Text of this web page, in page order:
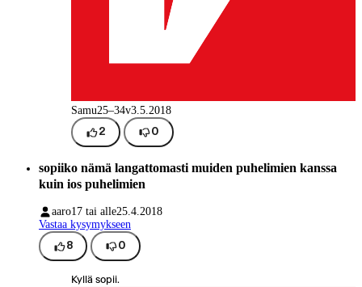
Samu25–34v3.5.2018
2 0
sopiiko nämä langattomasti muiden puhelimien kanssa
kuin ios puhelimien
aaro17 tai alle25.4.2018
Vastaa kysymykseen
8 0
Kyllä sopii.